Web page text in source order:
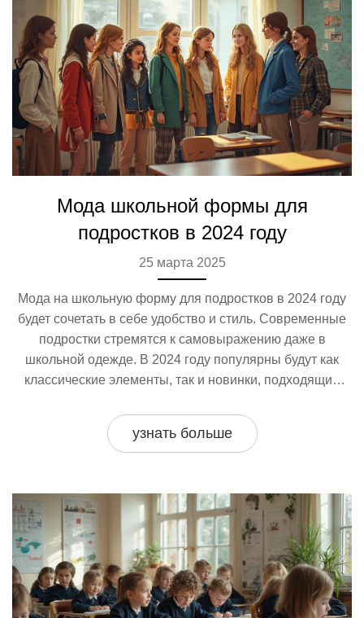
Мода школьной формы для
подростков в 2024 году
25 марта 2025
Мода на школьную форму для подростков в 2024 году
будет сочетать в себе удобство и стиль. Современные
подростки стремятся к самовыражению даже в
школьной одежде. В 2024 году популярны будут как
классические элементы, так и новинки, подходящие
советы и тенденции, которые помогут школьникам и их
родителям выбрать модную и удобную форму. Узнайте,
узнать больше